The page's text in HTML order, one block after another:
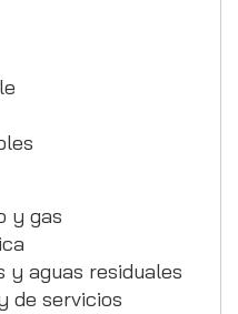
y gas
y aguas residuales
de servicios